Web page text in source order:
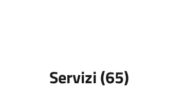
Servizi (65)